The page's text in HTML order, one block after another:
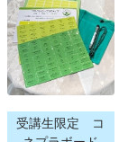
受講生限定 コ